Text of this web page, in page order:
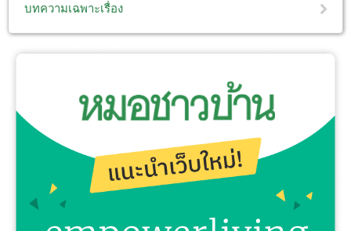
บทความเฉพาะเรื่อง